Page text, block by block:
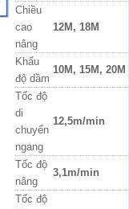
Chiều
cao
nâng
12M, 18M
Khẩu
độ dầm
10M, 15M, 20M
Tốc độ
di
chuyển
ngang
12,5m/min
Tốc độ
nâng
3,1m/min
Tốc độ